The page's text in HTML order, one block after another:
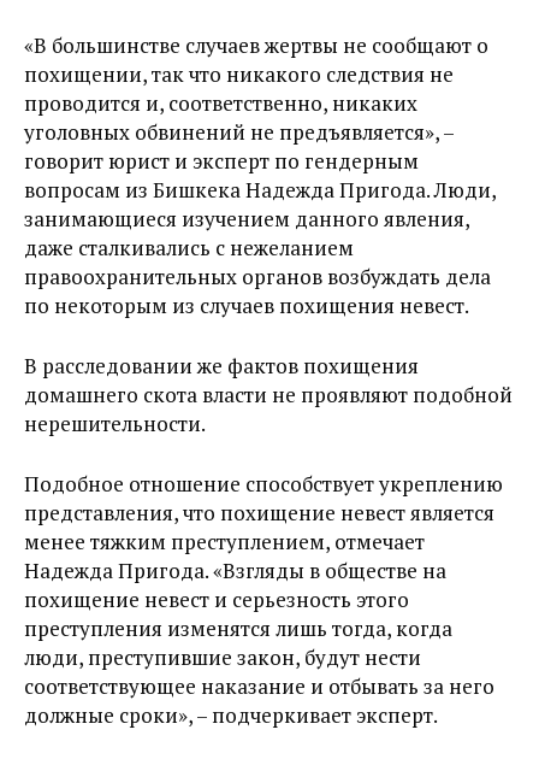
«В большинстве случаев жертвы не сообщают о
похищении, так что никакого следствия не
проводится и, соответственно, никаких
уголовных обвинений не предъявляется», –
говорит юрист и эксперт по гендерным
вопросам из Бишкека Надежда Пригода. Люди,
занимающиеся изучением данного явления,
даже сталкивались с нежеланием
правоохранительных органов возбуждать дела
по некоторым из случаев похищения невест.
В расследовании же фактов похищения
домашнего скота власти не проявляют подобной
нерешительности.
Подобное отношение способствует укреплению
представления, что похищение невест является
менее тяжким преступлением, отмечает
Надежда Пригода. «Взгляды в обществе на
похищение невест и серьезность этого
преступления изменятся лишь тогда, когда
люди, преступившие закон, будут нести
соответствующее наказание и отбывать за него
должные сроки», – подчеркивает эксперт.